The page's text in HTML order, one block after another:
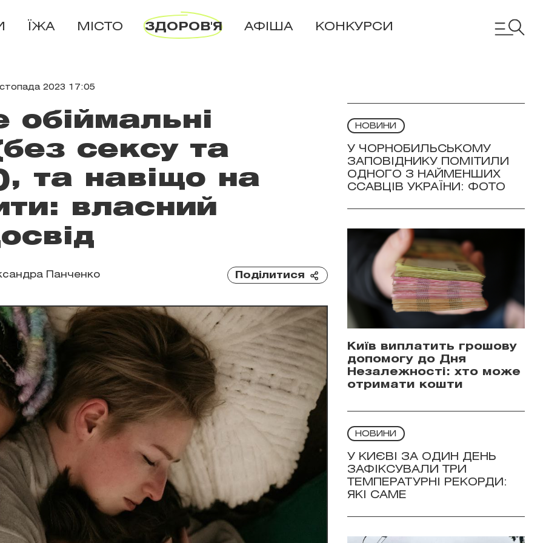
ЇЖА МІСТО ЗДОРОВ'Я АФІША КОНКУРСИ
2023 17:05
сексу та
та навіщо на
власний
Панченко Поділитися
НОВИНИ
У ЧОРНОБИЛЬСЬКОМУ
ЗАПОВІДНИКУ ПОМІТИЛИ
ОДНОГО З НАЙМЕНШИХ
ССАВЦІВ УКРАЇНИ: ФОТО
Київ виплатить грошову
допомогу до Дня
Незалежності: хто може
отримати кошти
НОВИНИ
У КИЄВІ ЗА ОДИН ДЕНЬ
ЗАФІКСУВАЛИ ТРИ
ТЕМПЕРАТУРНІ РЕКОРДИ:
ЯКІ САМЕ